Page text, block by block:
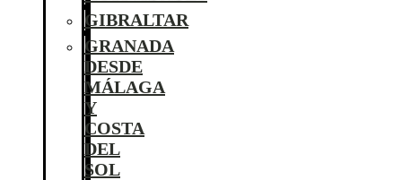
GIBRALTAR
GRANADA
DESDE
MÁLAGA
Y
COSTA
DEL
SOL